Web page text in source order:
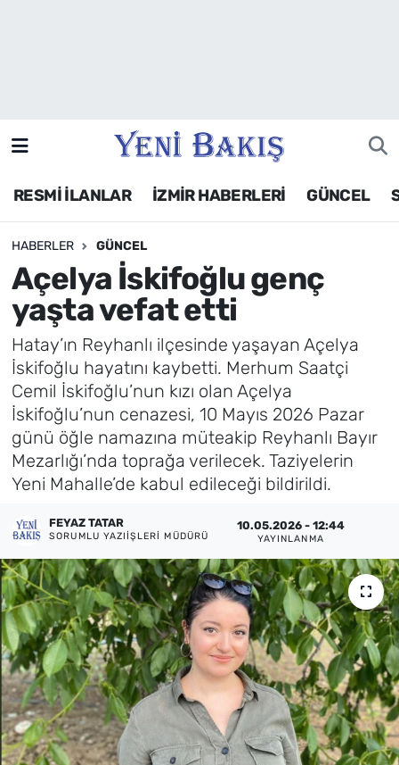
RESMİ İLANLAR İZMİR HABERLERİ GÜNCEL
HABERLER GÜNCEL
Açelya İskifoğlu genç
yaşta vefat etti
Hatay’ın Reyhanlı ilçesinde yaşayan Açelya
İskifoğlu hayatını kaybetti. Merhum Saatçi
Cemil İskifoğlu’nun kızı olan Açelya
İskifoğlu’nun cenazesi, 10 Mayıs 2026 Pazar
günü öğle namazına müteakip Reyhanlı Bayır
Mezarlığı’nda toprağa verilecek. Taziyelerin
Yeni Mahalle’de kabul edileceği bildirildi.
FEYAZ TATAR
SORUMLU YAZIIŞLERI MÜDÜRÜ
10.05.2026 - 12:44
YAYINLANMA
Siyaset
Asayiş / Polis-Adliye
Spor
Magazin
Foto Galeri
Künye
İletişim